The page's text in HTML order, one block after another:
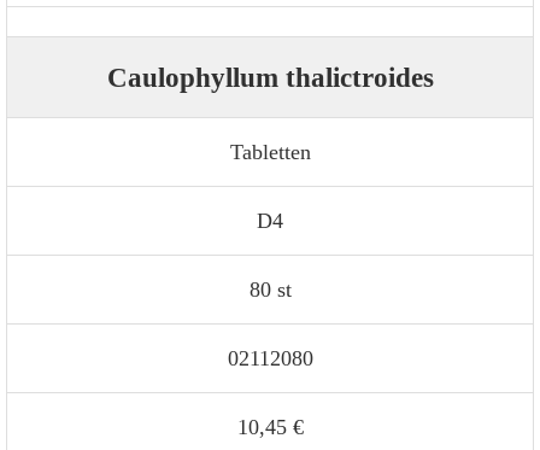
Caulophyllum thalictroides
Tabletten
D4
80 st
02112080
10,45 €